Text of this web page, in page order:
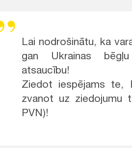
Lai nodrošinātu, ka
gan Ukrainas
atsaucību!
Ziedot iespējams te,
zvanot uz ziedojumu
PVN)!